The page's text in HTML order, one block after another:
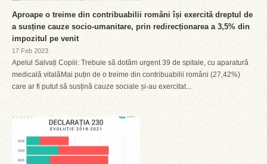
Aproape o treime din contribuabilii români își exercită dreptul de
a susține cauze socio-umanitare, prin redirecționarea a 3,5% din
impozitul pe venit
17 Feb 2023
Apelul Salvați Copiii: Trebuie să dotăm urgent 39 de spitale, cu aparatură
medicală vitalăMai puțin de o treime din contribuabilii români (27,42%)
care ar fi putut să susțină cauze sociale și-au exercitat...